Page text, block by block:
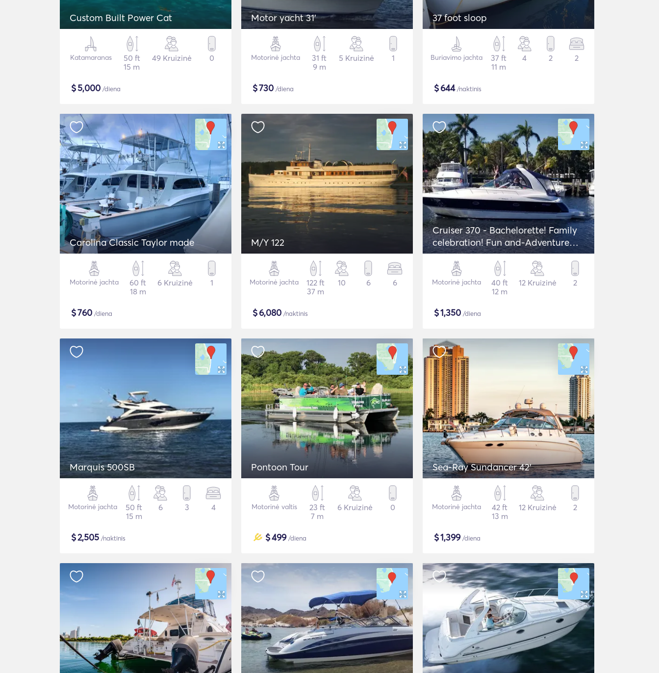
Custom Built Power Cat
Katamaranas
50 ft
15 m
49 Kruizinė 0
$5,000 /diena
Motor yacht 31'
Motorinė jachta
31 ft
9 m
5 Kruizinė 1
$730 /diena
37 foot sloop
Buriavimo jachta
37 ft
11 m
4 2 2
$644/naktinis
Carolina Classic Taylor made
Motorinė jachta
60 ft
18 m
6 Kruizinė 1
$760 /diena
M/Y 122
Motorinė jachta
122 ft
37 m
10 6 6
$6,080 /naktinis
Cruiser 370 - Bachelorette! Family
celebration! Fun and-Adventure
Awaits!
Motorinė jachta
40 ft
12 m
12 Kruizinė 2
$1,350 /diena
Marquis 500SB
Motorinė jachta
50 ft
15 m
6 3 4
$2,505 /naktinis
Pontoon Tour
Motorinė valtis
23 ft
7 m
6 Kruizinė 0
$499/diena
Sea-Ray Sundancer 42’
Motorinė jachta
42 ft
13 m
12 Kruizinė 2
$1,399/diena